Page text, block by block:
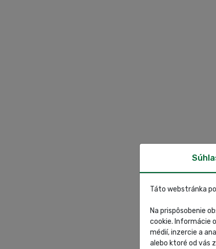
Táto webstránka
Na prispôsobenie
cookie. Informácie
médií, inzercie a
alebo ktoré od vás